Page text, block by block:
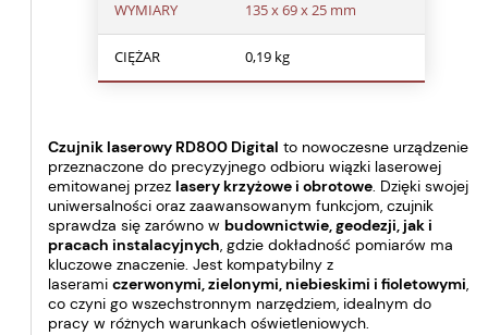
WYMIARY 135 x 69 x 25 mm
CIĘŻAR 0,19 kg
Czujnik laserowy RD800 Digital to nowoczesne urządzenie
przeznaczone do precyzyjnego odbioru wiązki laserowej
emitowanej przez lasery krzyżowe i obrotowe. Dzięki swojej
uniwersalności oraz zaawansowanym funkcjom, czujnik
sprawdza się zarówno w budownictwie, geodezji, jak i
pracach instalacyjnych, gdzie dokładność pomiarów ma
kluczowe znaczenie. Jest kompatybilny z
laserami czerwonymi, zielonymi, niebieskimi i fioletowymi,
co czyni go wszechstronnym narzędziem, idealnym do
pracy w różnych warunkach oświetleniowych.